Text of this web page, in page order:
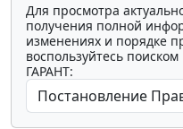
Для просмотра
получения полной
изменениях и порядке
воспользуйтесь
ГАРАНТ: